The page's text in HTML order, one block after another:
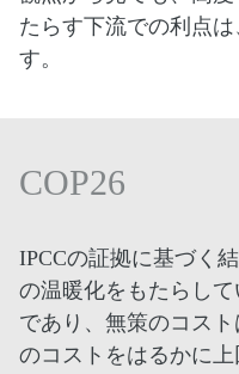
たらす下流での利点
す。
COP26
IPCCの証拠に基づく
の温暖化をもたらし
であり、無策のコス
のコストをはるかに